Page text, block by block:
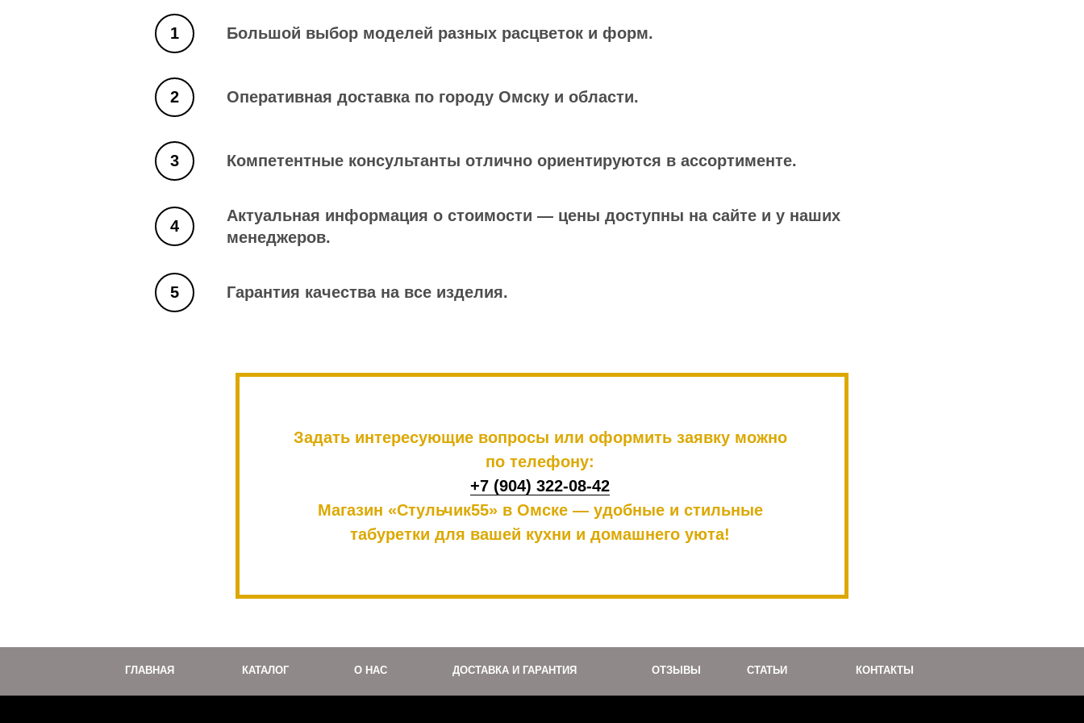
Большой выбор моделей разных расцветок и форм.
Оперативная доставка по городу Омску и области.
Компетентные консультанты отлично ориентируются в ассортименте.
Актуальная информация о стоимости — цены доступны на сайте и у наших
менеджеров.
Гарантия качества на все изделия.
Задать интересующие вопросы или оформить заявку можно
по телефону:
+7 (904) 322-08-42
Магазин «Стульчик55» в Омске — удобные и стильные
табуретки для вашей кухни и домашнего уюта!
ГЛАВНАЯ КАТАЛОГ КОНТАКТЫ
ОТЗЫВЫ СТАТЬИ
ДОСТАВКА И ГАРАНТИЯ
О НАС